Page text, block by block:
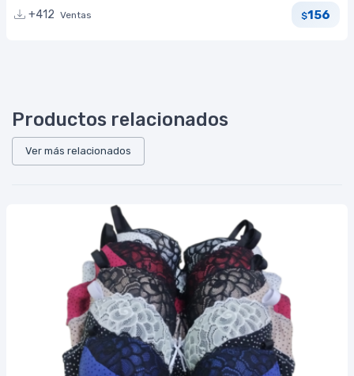
+412 Ventas $156
Productos relacionados
Ver más relacionados